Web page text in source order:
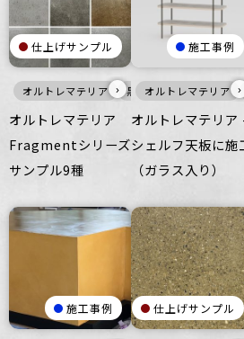
仕上げサンプル
オルトレマテリア 黒 メタル 壁
›
オルトレマテリア
Fragmentシリーズ
サンプル9種
施工事例
オルトレマテリア ›
オルトレマテリア
シェルフ天板に施
（ガラス入り）
施工事例 仕上げサンプル